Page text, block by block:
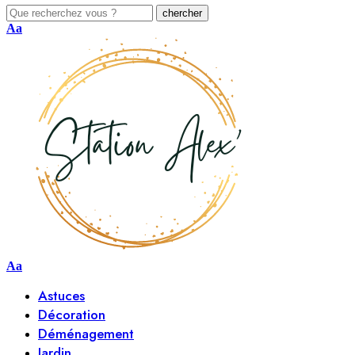
Aa
Aa
Astuces
Décoration
Déménagement